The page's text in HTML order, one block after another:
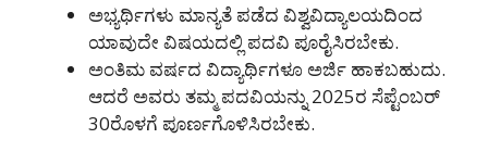
ಅಭ್ಯರ್ಥಿಗಳು ಮಾನ್ಯತೆ ಪಡೆದ ವಿಶ್ವವಿದ್ಯಾಲಯದಿಂದ
ಯಾವುದೇ ವಿಷಯದಲ್ಲಿ ಪದವಿ ಪೂರೈಸಿರಬೇಕು.
ಅಂತಿಮ ವರ್ಷದ ವಿದ್ಯಾರ್ಥಿಗಳೂ ಅರ್ಜಿ ಹಾಕಬಹುದು.
ಆದರೆ ಅವರು ತಮ್ಮ ಪದವಿಯನ್ನು 2025ರ ಸೆಪ್ಟೆಂಬರ್
30ರೊಳಗೆ ಪೂರ್ಣಗೊಳಿಸಿರಬೇಕು.